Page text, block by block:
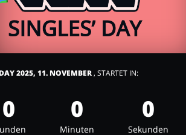
Einloggen
2025, 11. NOVEMBER, STARTET IN:
0 0
Minuten
0
Sekunden